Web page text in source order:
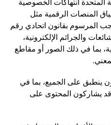
المتحدة انتهاكات الخصوصية
المنصات الرقمية مثل
المرسوم بقانون اتحادي رقم
الشائعات والجرائم الإلكترونية،
بما في ذلك الصور أو مقاطع
ينطبق على الجميع، بما في
قد يشاركون المحتوى على